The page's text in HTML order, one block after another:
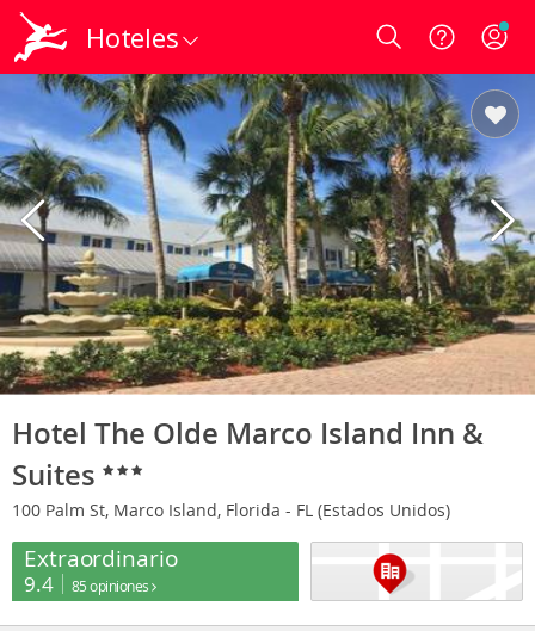
Hoteles Login
Hotel The Olde Marco Island Inn &
Suites
100 Palm St, Marco Island, Florida - FL (Estados Unidos)
Extraordinario
9.4 85 opiniones